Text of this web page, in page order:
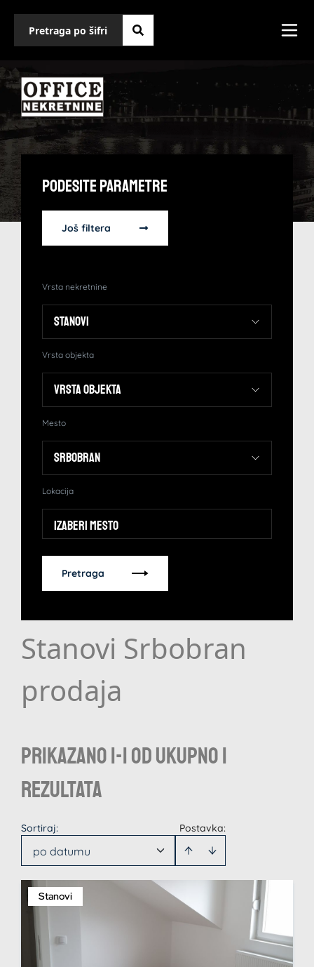
Podesite Parametre
Još filtera
Vrsta nekretnine
Vrsta objekta
Mesto
Lokacija
Izaberi mesto
Pretraga
Stanovi Srbobran
prodaja
Prikazano 1-1 od ukupno 1
rezultata
Postavka:
Sortiraj:
po datumu
Stanovi